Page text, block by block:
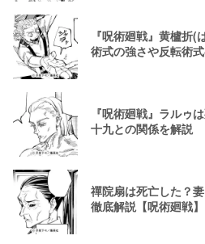
『呪術廻戦』黄櫨折(
術式の強さや反転術
『呪術廻戦』ラルゥ
十九との関係を解説
禪院扇は死亡した？
徹底解説【呪術廻戦】